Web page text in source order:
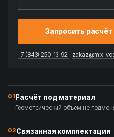
Запросить расчёт
+7 (843) 250-13-92 · zakaz@mix-
01Расчёт под материал
Геометрический объём не
02Связанная комплектация